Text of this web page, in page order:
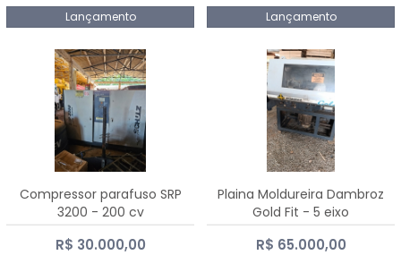
Lançamento Lançamento
Compressor parafuso SRP
3200 - 200 cv
R$ 30.000,00
Plaina Moldureira Dambroz
Gold Fit - 5 eixo
R$ 65.000,00